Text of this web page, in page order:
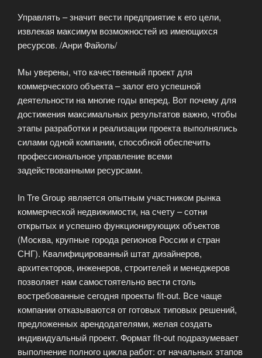
Управлять – значит вести предприятие к его цели,
извлекая максимум возможностей из имеющихся
ресурсов. /Анри Файоль/
Мы уверены, что качественный проект для
коммерческого объекта – залог его успешной
деятельности на многие годы вперед. Вот почему для
достижения максимальных результатов важно, чтобы
этапы разработки и реализации проекта выполнялись
силами одной компании, способной обеспечить
профессиональное управление всеми
задействованными ресурсами.
In Tre Group является опытным участником рынка
коммерческой недвижимости, на счету – сотни
открытых и успешно функционирующих объектов
(Москва, крупные города регионов России и стран
СНГ). Квалифицированный штат дизайнеров,
архитекторов, инженеров, строителей и менеджеров
позволяет нам самостоятельно вести столь
востребованные сегодня проекты fit-out. Все чаще
компании отказываются от готовых типовых решений,
предложенных арендодателями, желая создать
индивидуальный проект. Формат fit-out подразумевает
выполнение полного цикла работ: от начальных этапов